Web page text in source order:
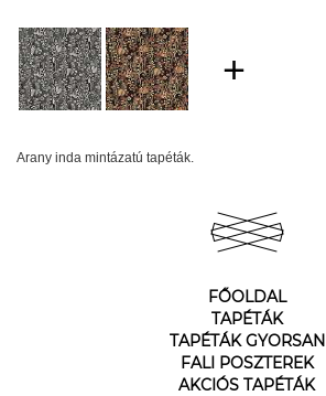
Arany inda mintázatú tapéták.
FŐOLDAL
TAPÉTÁK
TAPÉTÁK GYORSAN
FALI POSZTEREK
AKCIÓS TAPÉTÁK